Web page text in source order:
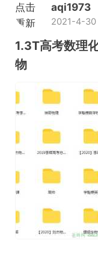
点击
重新
加载
aqi1973
2021-4-30
1.3T高考数理
物